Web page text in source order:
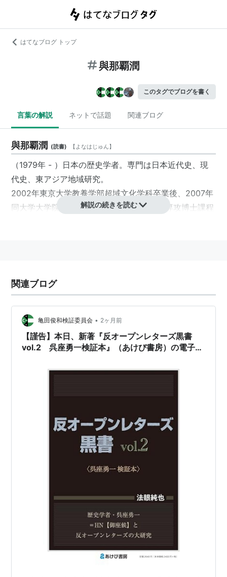
はてなブログ トップ
與那覇潤
このタグでブログを書く
言葉の解説 ネットで話題 関連ブログ
與那覇潤 (読書) 【よなはじゅん】
（1979年 - ）日本の歴史学者。専門は日本近代史、現
代史、東アジア地域研究。
2002年東京大学教養学部超域文化学科卒業後、2007年
同大学大学院総合文化研究科地域文化研究専攻博士課程
学部准教授に就任。
解説の続きを読む
関連ブログ
亀田俊和検証委員会 • 2ヶ月前
【謹告】本日、新著『反オープンレターズ黒書
vol.2 呉座勇一検証本』（あけび書房）の電子書